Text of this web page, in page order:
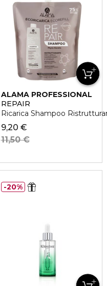
ALAMA PROFESSIONAL
REPAIR
Ricarica Shampoo
9,20 €
11,50 €
20%